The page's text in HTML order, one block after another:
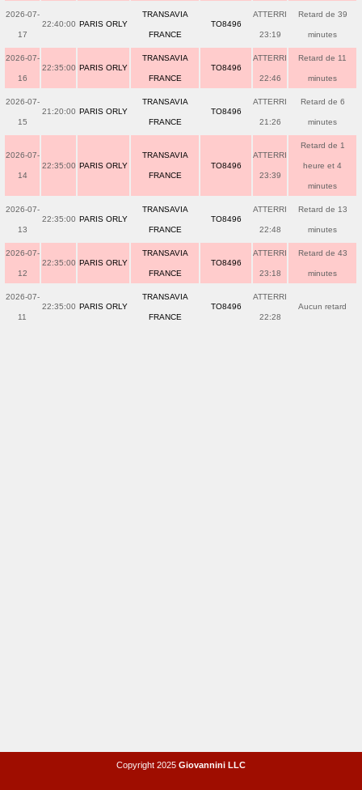
2026-07-
17
22:40:00 PARIS ORLY
TRANSAVIA
FRANCE
TO8496
ATTERRI
23:19
Retard de 39
minutes
2026-07-
16
22:35:00 PARIS ORLY
TRANSAVIA
FRANCE
TO8496
ATTERRI
22:46
Retard de 11
minutes
2026-07-
15
21:20:00 PARIS ORLY
TRANSAVIA
FRANCE
TO8496
ATTERRI
21:26
Retard de 6
minutes
2026-07-
14
22:35:00 PARIS ORLY
TRANSAVIA
FRANCE
TO8496
ATTERRI
23:39
Retard de 1
heure et 4
minutes
2026-07-
13
22:35:00 PARIS ORLY
TRANSAVIA
FRANCE
TO8496
ATTERRI
22:48
Retard de 13
minutes
2026-07-
12
22:35:00 PARIS ORLY
TRANSAVIA
FRANCE
TO8496
ATTERRI
23:18
Retard de 43
minutes
2026-07-
11
22:35:00 PARIS ORLY
TRANSAVIA
FRANCE
TO8496
ATTERRI
22:28
Aucun retard
Copyright 2025 Giovannini LLC